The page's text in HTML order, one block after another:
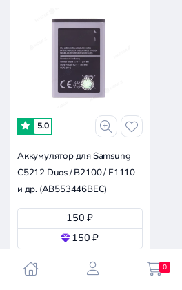
5.0
Аккумулятор для Samsung
C5212 Duos / B2100 / E1110
и др. (AB553446BEC)
150 ₽
150 ₽
Осталось мало
0